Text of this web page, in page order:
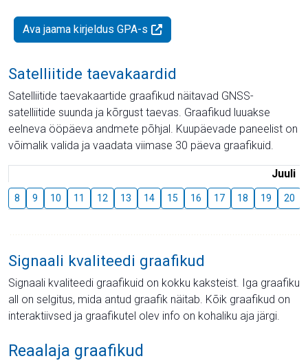
Ava jaama kirjeldus GPA-s
Satelliitide taevakaardid
Satelliitide taevakaartide graafikud näitavad GNSS-
satelliitide suunda ja kõrgust taevas. Graafikud luuakse
eelneva ööpäeva andmete põhjal. Kuupäevade paneelist on
võimalik valida ja vaadata viimase 30 päeva graafikuid.
Juuli
8 9 10 11 12 13 14 15 16 17 18 19 20
Signaali kvaliteedi graafikud
Signaali kvaliteedi graafikuid on kokku kaksteist. Iga graafiku
all on selgitus, mida antud graafik näitab. Kõik graafikud on
interaktiivsed ja graafikutel olev info on kohaliku aja järgi.
Reaalaja graafikud